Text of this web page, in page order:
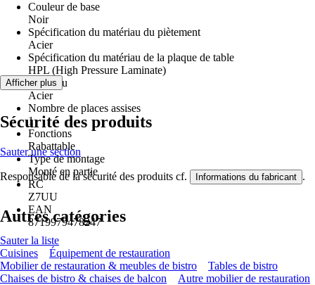
Couleur de base
Noir
Spécification du matériau du piètement
Acier
Spécification du matériau de la plaque de table
HPL (High Pressure Laminate)
Matériau
Acier
Nombre de places assises
1
Fonctions
Rabattable
Type de montage
Monté en partie
RC
Z7UU
EAN
8719979478247
Afficher plus
Sécurité des produits
Sauter une section
Responsable de la sécurité des produits cf. Informations du fabricant .
Autres catégories
Sauter la liste
Cuisines
Équipement de restauration
Mobilier de restauration & meubles de bistro
Tables de bistro
Chaises de bistro & chaises de balcon
Autre mobilier de restauration